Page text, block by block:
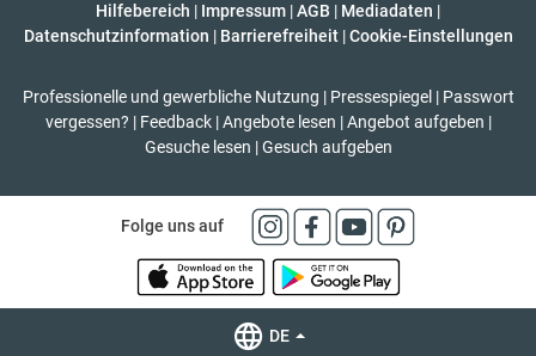
Hilfebereich | Impressum |AGB | Mediadaten |
Datenschutzinformation | Barrierefreiheit | Cookie-Einstellungen
Professionelle und gewerbliche Nutzung | Pressespiegel | Passwort
vergessen? | Feedback | Angebote lesen | Angebot aufgeben |
Gesuche lesen | Gesuch aufgeben
Folge uns auf
DE